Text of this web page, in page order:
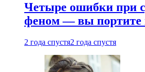
Четыре ошибки при
феном — вы портите
2 года спустя2 года спустя